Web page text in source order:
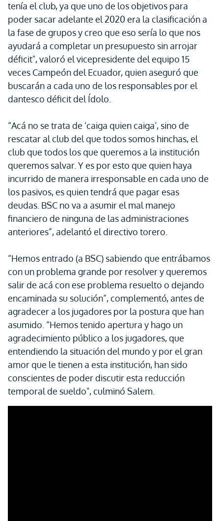
tenía el club, ya que uno de los objetivos para
poder sacar adelante el 2020 era la clasificación a
la fase de grupos y creo que eso sería lo que nos
ayudará a completar un presupuesto sin arrojar
déficit", valoró el vicepresidente del equipo 15
veces Campeón del Ecuador, quien aseguró que
buscarán a cada uno de los responsables por el
dantesco déficit del Ídolo.
“Acá no se trata de ‘caiga quien caiga’, sino de
rescatar al club del que todos somos hinchas, el
club que todos los que queremos a la institución
queremos salvar. Y es por esto que quien haya
incurrido de manera irresponsable en cada uno de
los pasivos, es quien tendrá que pagar esas
deudas. BSC no va a asumir el mal manejo
financiero de ninguna de las administraciones
anteriores”, adelantó el directivo torero.
“Hemos entrado (a BSC) sabiendo que entrábamos
con un problema grande por resolver y queremos
salir de acá con ese problema resuelto o dejando
encaminada su solución”, complementó, antes de
agradecer a los jugadores por la postura que han
asumido. “Hemos tenido apertura y hago un
agradecimiento público a los jugadores, que
entendiendo la situación del mundo y por el gran
amor que le tienen a esta institución, han sido
conscientes de poder discutir esta reducción
temporal de sueldo", culminó Salem.